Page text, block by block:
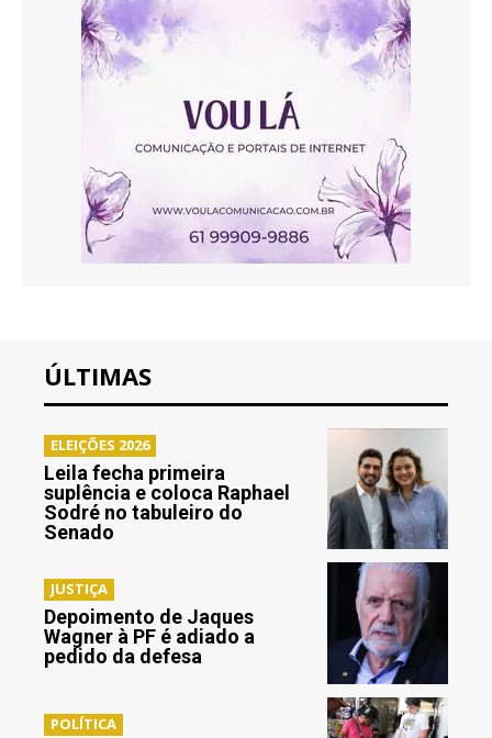
ÚLTIMAS
ELEIÇÕES 2026
Leila fecha primeira
suplência e coloca Raphael
Sodré no tabuleiro do
Senado
JUSTIÇA
Depoimento de Jaques
Wagner à PF é adiado a
pedido da defesa
POLÍTICA